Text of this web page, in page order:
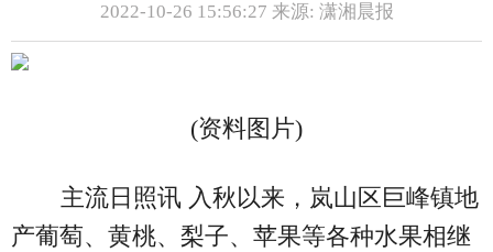
2022-10-26 15:56:27 来源: 潇湘晨报
(资料图片)
主流日照讯 入秋以来，岚山区巨峰镇地
产葡萄、黄桃、梨子、苹果等各种水果相继